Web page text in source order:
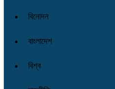
বিনোদন
বাংলাদেশ
বিশ্ব